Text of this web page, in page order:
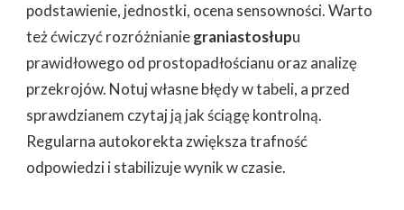
podstawienie, jednostki, ocena sensowności. Warto
też ćwiczyć rozróżnianiegraniastosłupu
prawidłowego od prostopadłościanu oraz analizę
przekrojów. Notuj własne błędy w tabeli, a przed
sprawdzianem czytaj ją jak ściągę kontrolną.
Regularna autokorekta zwiększa trafność
odpowiedzi i stabilizuje wynik w czasie.